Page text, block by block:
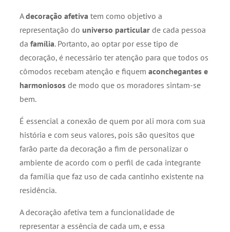
Adecoração afetiva tem como objetivo a
representação do universo particular de cada pessoa
da família. Portanto, ao optar por esse tipo de
decoração, é necessário ter atenção para que todos os
cômodos recebam atenção e fiquem aconchegantes e
harmoniosos de modo que os moradores sintam-se
bem.
É essencial a conexão de quem por ali mora com sua
história e com seus valores, pois são quesitos que
farão parte da decoração a fim de personalizar o
ambiente de acordo com o perfil de cada integrante
da família que faz uso de cada cantinho existente na
residência.
A decoração afetiva tem a funcionalidade de
representar a essência de cada um, e essa